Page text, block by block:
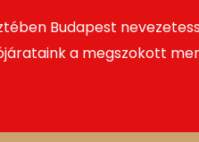
Budapest
a megszokott